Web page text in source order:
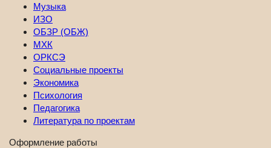
Музыка
ИЗО
ОБЗР (ОБЖ)
МХК
ОРКСЭ
Социальные проекты
Экономика
Психология
Педагогика
Литература по проектам
Оформление работы